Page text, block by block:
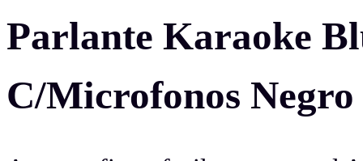
Parlante Karaoke
C/Microfonos Negro